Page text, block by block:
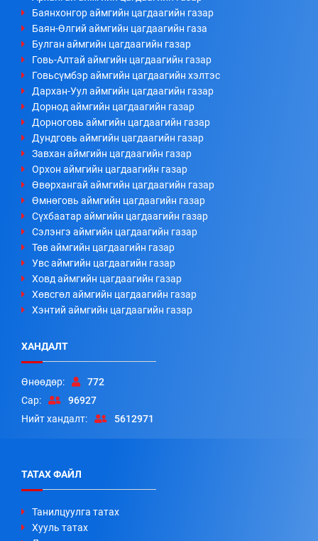
Баянхонгор аймгийн цагдаагийн газар
Баян-Өлгий аймгийн цагдаагийн газа
Булган аймгийн цагдаагийн газар
Говь-Алтай аймгийн цагдаагийн газар
Говьсүмбэр аймгийн цагдаагийн хэлтэс
Дархан-Уул аймгийн цагдаагийн газар
Дорнод аймгийн цагдаагийн газар
Дорноговь аймгийн цагдаагийн газар
Дундговь аймгийн цагдаагийн газар
Завхан аймгийн цагдаагийн газар
Орхон аймгийн цагдаагийн газар
Өвөрхангай аймгийн цагдаагийн газар
Өмнөговь аймгийн цагдаагийн газар
Сүхбаатар аймгийн цагдаагийн газар
Сэлэнгэ аймгийн цагдаагийн газар
Төв аймгийн цагдаагийн газар
Увс аймгийн цагдаагийн газар
Ховд аймгийн цагдаагийн газар
Хөвсгөл аймгийн цагдаагийн газар
Хэнтий аймгийн цагдаагийн газар
ХАНДАЛТ
Өнөөдөр:
772
Сар:
96927
Нийт хандалт:
5612971
ТАТАХ ФАЙЛ
Танилцуулга татах
Хууль татах